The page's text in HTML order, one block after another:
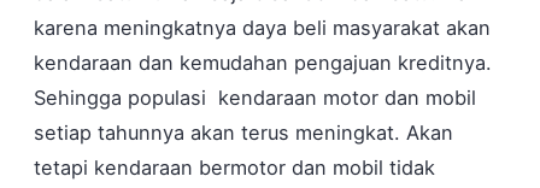
karena meningkatnya daya beli masyarakat akan
kendaraan dan kemudahan pengajuan kreditnya.
Sehingga populasi kendaraan motor dan mobil
setiap tahunnya akan terus meningkat. Akan
tetapi kendaraan bermotor dan mobil tidak